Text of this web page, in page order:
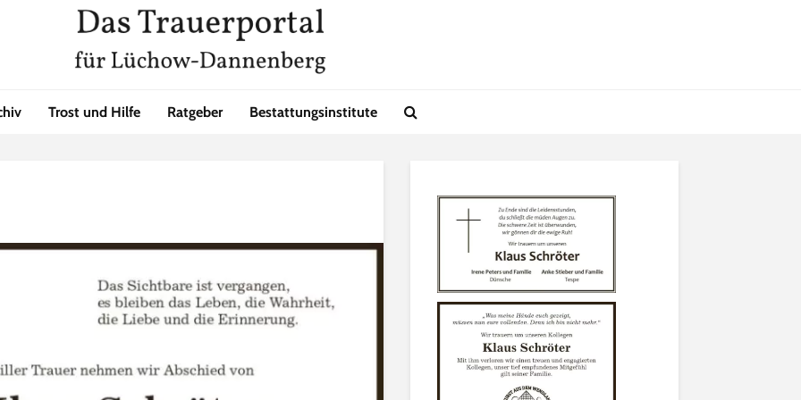
Trost und Hilfe Ratgeber Bestattungsinstitute